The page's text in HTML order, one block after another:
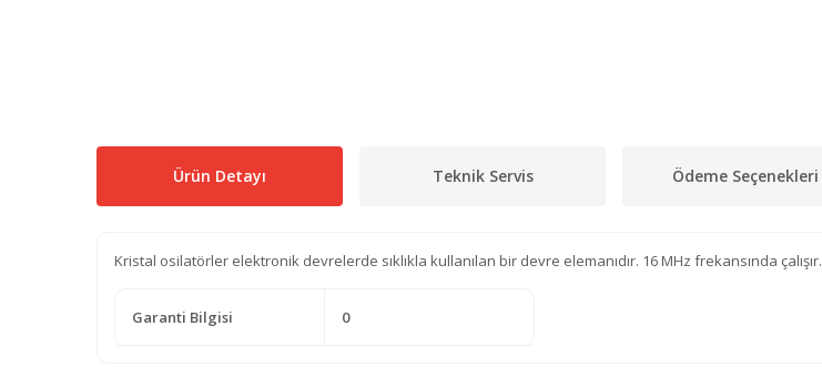
Ürün Detayı Teknik Servis Ödeme Seçenekleri
Kristal osilatörler elektronik devrelerde sıklıkla kullanılan bir devre elemanıdır. 16 MHz frekansında çalışır.
Garanti Bilgisi 0